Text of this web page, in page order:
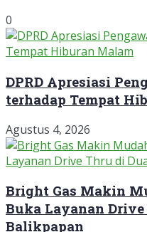
0
DPRD Apresiasi
terhadap Tempat
Agustus 4, 2026
Bright Gas Makin
Buka Layanan
Balikpapan